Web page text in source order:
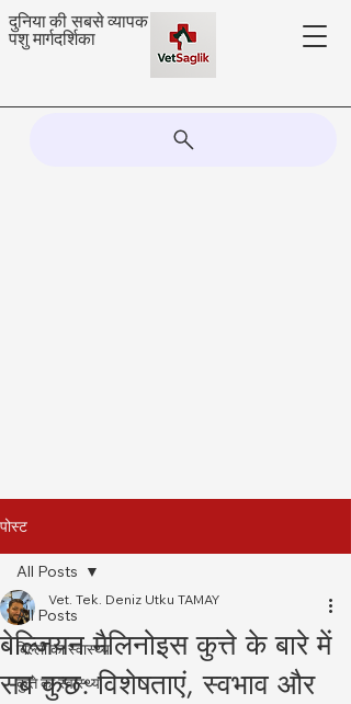
दुनिया की सबसे व्यापक
पशु मार्गदर्शिका
पोस्ट
All Posts
बिल्ली का स्वास्थ्य
कुत्ते का स्वास्थ्य
All Posts
बेल्जियन मैलिनोइस कुत्ते के बारे में
सब कुछ: विशेषताएं, स्वभाव और
Vet. Tek. Deniz Utku TAMAY